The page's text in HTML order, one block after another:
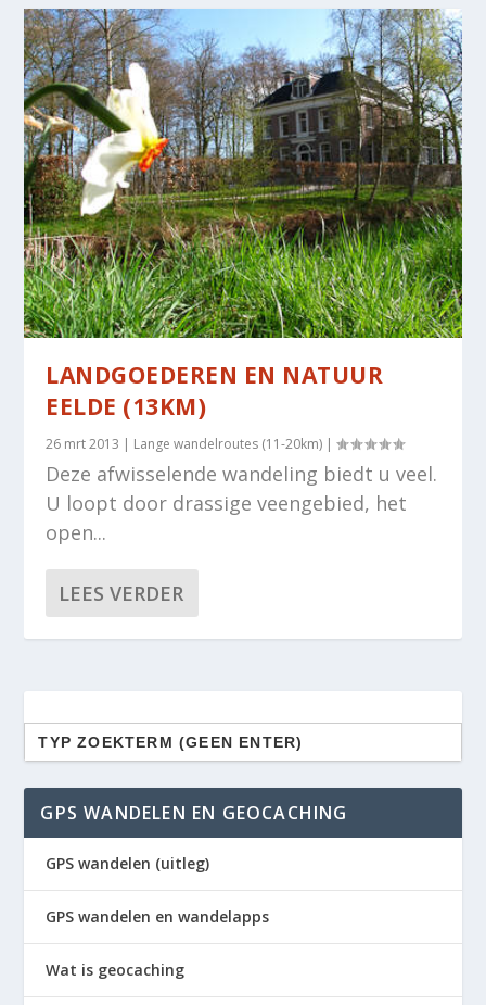
LANDGOEDEREN EN NATUUR
EELDE (13KM)
26 mrt 2013 | Lange wandelroutes (11-20km) |
Deze afwisselende wandeling biedt u veel.
U loopt door drassige veengebied, het
open...
LEES VERDER
Zoek
naar:
GPS WANDELEN EN GEOCACHING
GPS wandelen (uitleg)
GPS wandelen en wandelapps
Wat is geocaching